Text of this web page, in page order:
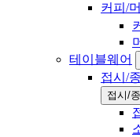
커피/
테이블웨어
접시/
접시/